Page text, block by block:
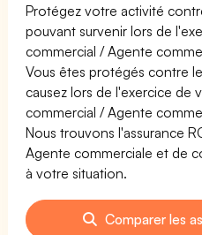
Protégez votre activité
pouvant survenir lors de
commercial / Agente
Vous êtes protégés contre
causez lors de l'exercice de
commercial / Agente
Nous trouvons l'assurance
Agente commerciale et de
à votre situation.
Comparer les